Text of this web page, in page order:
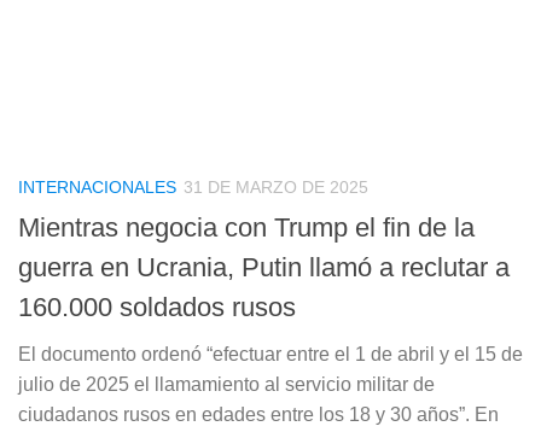
INTERNACIONALES 31 DE MARZO DE 2025
Mientras negocia con Trump el fin de la
guerra en Ucrania, Putin llamó a reclutar a
160.000 soldados rusos
El documento ordenó “efectuar entre el 1 de abril y el 15 de
julio de 2025 el llamamiento al servicio militar de
ciudadanos rusos en edades entre los 18 y 30 años”. En